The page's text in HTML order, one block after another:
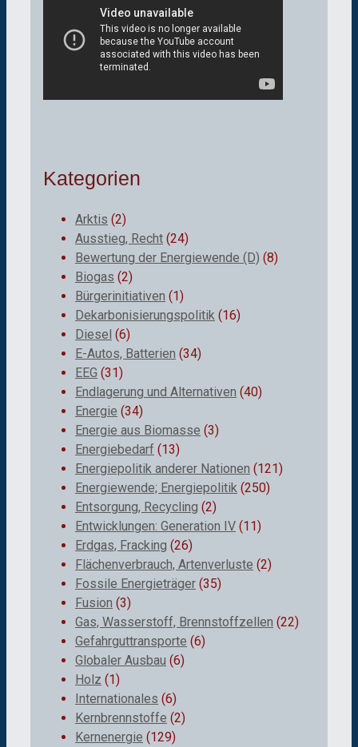
Kategorien
Arktis (2)
Ausstieg, Recht (24)
Bewertung der Energiewende (D) (8)
Biogas (2)
Bürgerinitiativen (1)
Dekarbonisierungspolitik (16)
Diesel (6)
E-Autos, Batterien (34)
EEG (31)
Endlagerung und Alternativen (40)
Energie (34)
Energie aus Biomasse (3)
Energiebedarf (13)
Energiepolitik anderer Nationen (121)
Energiewende; Energiepolitik (250)
Entsorgung, Recycling (2)
Entwicklungen: Generation IV (11)
Erdgas, Fracking (26)
Flächenverbrauch, Artenverluste (2)
Fossile Energieträger (35)
Fusion (3)
Gas, Wasserstoff, Brennstoffzellen (22)
Gefahrguttransporte (6)
Globaler Ausbau (6)
Holz (1)
Internationales (6)
Kernbrennstoffe (2)
Kernenergie (129)